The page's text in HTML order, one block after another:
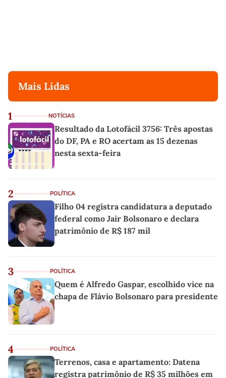
Mais Lidas
1 NOTÍCIAS
Resultado da Lotofácil 3756: Três apostas
do DF, PA e RO acertam as 15 dezenas
nesta sexta-feira
2 POLÍTICA
Filho 04 registra candidatura a deputado
federal como Jair Bolsonaro e declara
patrimônio de R$ 187 mil
3 POLÍTICA
Quem é Alfredo Gaspar, escolhido vice na
chapa de Flávio Bolsonaro para presidente
4 POLÍTICA
Terrenos, casa e apartamento: Datena
registra patrimônio de R$ 35 milhões em